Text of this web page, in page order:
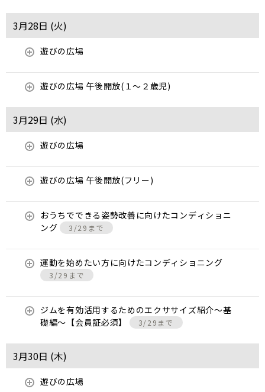
3月28日 (火)
遊びの広場
遊びの広場 午後開放(１～２歳児)
3月29日 (水)
遊びの広場
遊びの広場 午後開放(フリー)
おうちでできる姿勢改善に向けたコンディショニ
ング
3/29まで
運動を始めたい方に向けたコンディショニング
3/29まで
ジムを有効活用するためのエクササイズ紹介〜基
礎編〜【会員証必須】
3/29まで
3月30日 (木)
遊びの広場